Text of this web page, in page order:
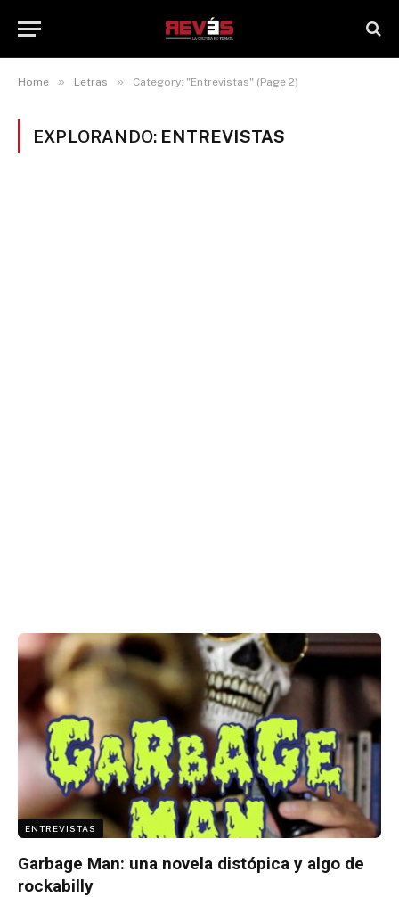
Home » Letras » Category: "Entrevistas" (Page 2)
EXPLORANDO: ENTREVISTAS
ENTREVISTAS
Garbage Man: una novela distópica y algo de
rockabilly